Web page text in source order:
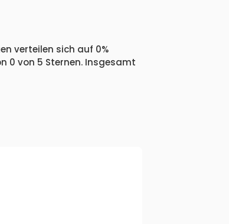
verteilen sich auf 0%
0 von 5 Sternen. Insgesamt